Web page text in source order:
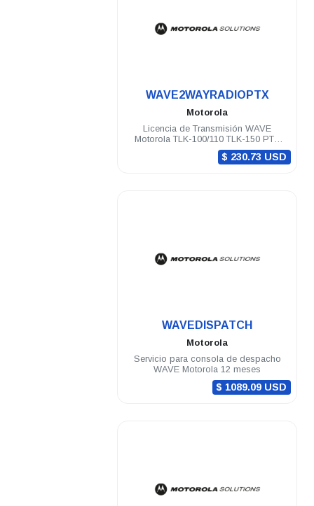
WAVE2WAYRADIOPTX
Motorola
Licencia de Transmisión WAVE
Motorola TLK-100/110 TLK-150 PTX
Vigencia 12 meses
$ 230.73 USD
WAVEDISPATCH
Motorola
Servicio para consola de despacho
WAVE Motorola 12 meses
$ 1089.09 USD